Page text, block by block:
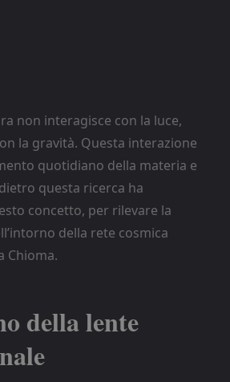
non interagisce con la luce,
la gravità. Questa interazione
quotidiano della materia e
questa ricerca ha
concetto, per rilevare la
della rete cosmica
Chioma.
della lente